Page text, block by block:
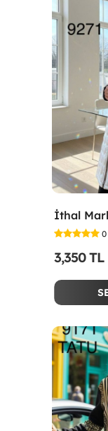
İthal
0
3,350 TL